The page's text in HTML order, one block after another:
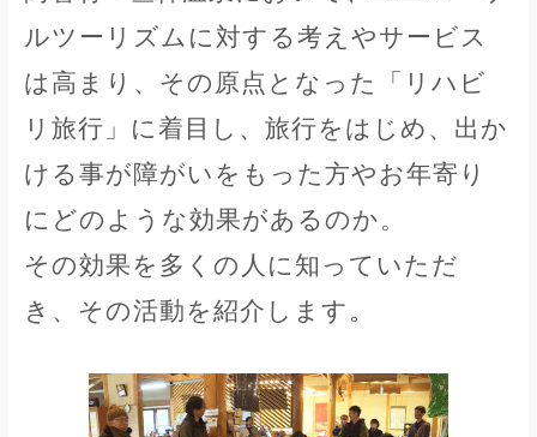
ルツーリズムに対する考えやサービス
は高まり、その原点となった「リハビ
リ旅行」に着目し、旅行をはじめ、出か
ける事が障がいをもった方やお年寄り
にどのような効果があるのか。
その効果を多くの人に知っていただ
き、その活動を紹介します。